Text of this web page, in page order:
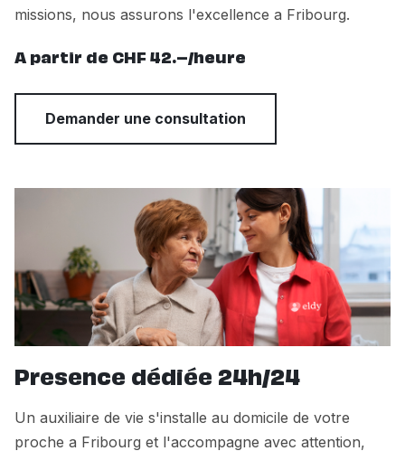
missions, nous assurons l'excellence a Fribourg.
A partir de CHF 42.–/heure
Demander une consultation
Presence dédiée 24h/24
Un auxiliaire de vie s'installe au domicile de votre
proche a Fribourg et l'accompagne avec attention,